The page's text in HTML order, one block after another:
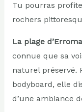
Tu pourras
rochers
La plage
connue que sa
naturel préservé.
bodyboard, elle
d’une ambiance